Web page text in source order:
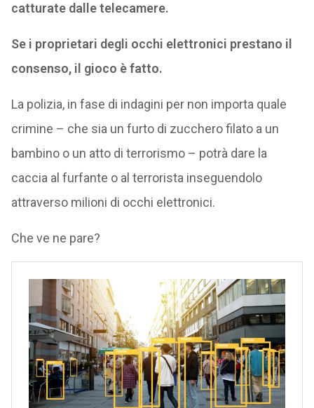
catturate dalle telecamere.
Se i proprietari degli occhi elettronici prestano il
consenso, il gioco è fatto.
La polizia, in fase di indagini per non importa quale
crimine – che sia un furto di zucchero filato a un
bambino o un atto di terrorismo – potrà dare la
caccia al furfante o al terrorista inseguendolo
attraverso milioni di occhi elettronici.
Che ve ne pare?